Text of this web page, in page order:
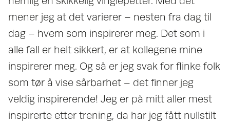
mener jeg at det varierer – nesten fra dag til
dag – hvem som inspirerer meg. Det som i
alle fall er helt sikkert, er at kollegene mine
inspirerer meg. Og så er jeg svak for flinke folk
som tør å vise sårbarhet – det finner jeg
veldig inspirerende! Jeg er på mitt aller mest
inspirerte etter trening, da har jeg fått nullstilt